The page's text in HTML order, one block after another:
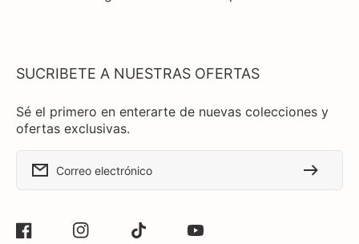
SUCRIBETE A NUESTRAS OFERTAS
Sé el primero en enterarte de nuevas colecciones y
ofertas exclusivas.
Correo electrónico
Facebook Instagram TikTok YouTube